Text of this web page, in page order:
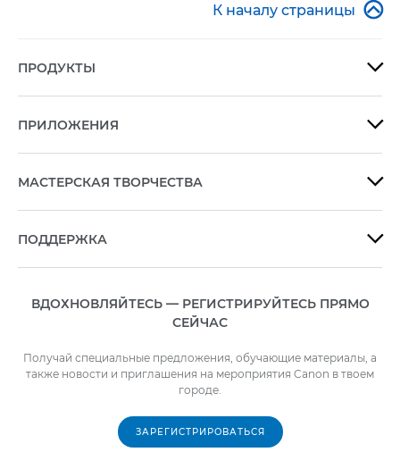
К началу страницы 
ПРОДУКТЫ 
ПРИЛОЖЕНИЯ 
МАСТЕРСКАЯ ТВОРЧЕСТВА 
ПОДДЕРЖКА 
ВДОХНОВЛЯЙТЕСЬ — РЕГИСТРИРУЙТЕСЬ ПРЯМО
СЕЙЧАС
Получай специальные предложения, обучающие материалы, а
также новости и приглашения на мероприятия Canon в твоем
городе.
ЗАРЕГИСТРИРОВАТЬСЯ